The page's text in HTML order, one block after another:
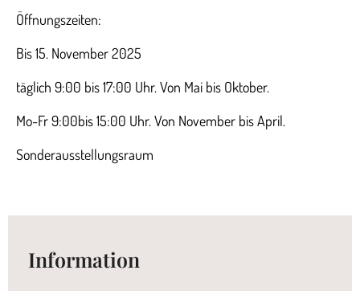
Öffnungszeiten:
Bis 15. November 2025
täglich 9:00 bis 17:00 Uhr. Von Mai bis Oktober.
Mo-Fr 9:00bis 15:00 Uhr. Von November bis April.
Sonderausstellungsraum
Information